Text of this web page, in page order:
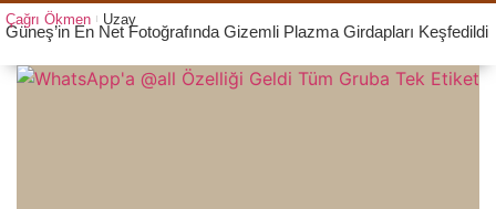
Çağrı Ökmen Uzay
Güneş’in En Net Fotoğrafında Gizemli Plazma Girdapları Keşfedildi